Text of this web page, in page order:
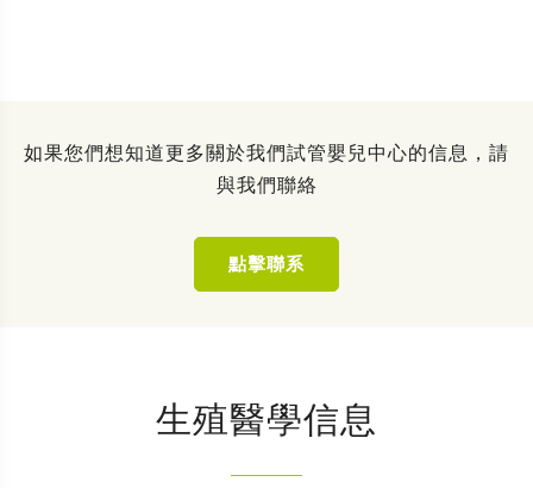
如果您們想知道更多關於我們試管嬰兒中心的信息，請
與我們聯絡
點擊聯系
生殖醫學信息